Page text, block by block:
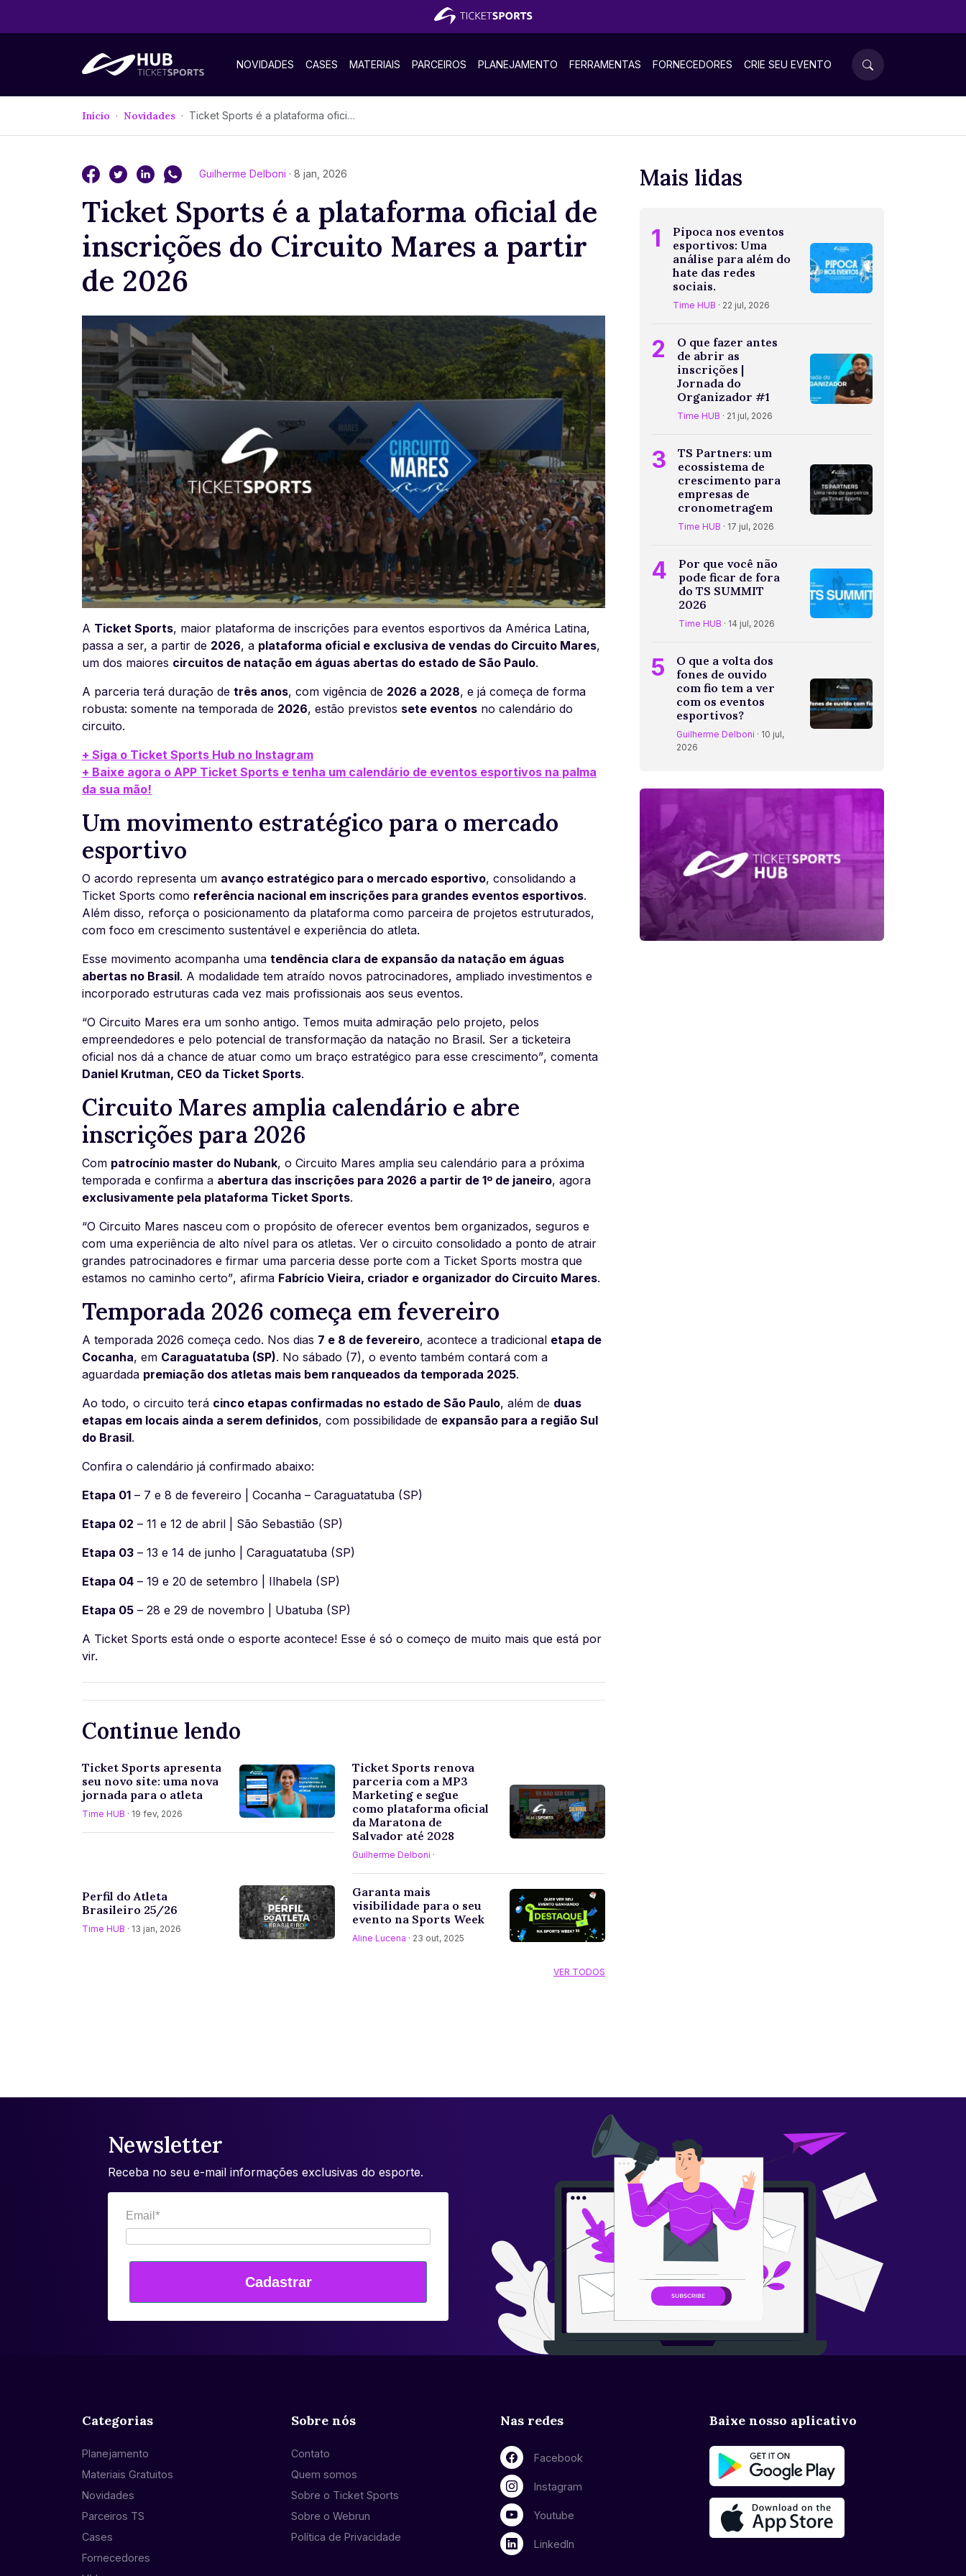
NOVIDADES CASES MATERIAIS PARCEIROS PLANEJAMENTO FERRAMENTAS FORNECEDORES CRIE SEU EVENTO
Início Novidades Ticket Sports é a plataforma oficial de inscrições do Circuito Mares a partir de 2026
Guilherme Delboni · 8 jan, 2026
Ticket Sports é a plataforma oficial de
inscrições do Circuito Mares a partir
de 2026
A Ticket Sports, maior plataforma de inscrições para eventos esportivos da América Latina,
passa a ser, a partir de 2026, a plataforma oficial e exclusiva de vendas do Circuito Mares,
um dos maiores circuitos de natação em águas abertas do estado de São Paulo.
A parceria terá duração de três anos, com vigência de 2026 a 2028, e já começa de forma
robusta: somente na temporada de 2026, estão previstos sete eventos no calendário do
circuito.
+ Siga o Ticket Sports Hub no Instagram
+ Baixe agora o APP Ticket Sports e tenha um calendário de eventos esportivos na palma
da sua mão!
Um movimento estratégico para o mercado
esportivo
O acordo representa um avanço estratégico para o mercado esportivo, consolidando a
Ticket Sports como referência nacional em inscrições para grandes eventos esportivos.
Além disso, reforça o posicionamento da plataforma como parceira de projetos estruturados,
com foco em crescimento sustentável e experiência do atleta.
Esse movimento acompanha uma tendência clara de expansão da natação em águas
abertas no Brasil. A modalidade tem atraído novos patrocinadores, ampliado investimentos e
incorporado estruturas cada vez mais profissionais aos seus eventos.
“O Circuito Mares era um sonho antigo. Temos muita admiração pelo projeto, pelos
empreendedores e pelo potencial de transformação da natação no Brasil. Ser a ticketeira
oficial nos dá a chance de atuar como um braço estratégico para esse crescimento”, comenta
Daniel Krutman, CEO da Ticket Sports.
Circuito Mares amplia calendário e abre
inscrições para 2026
Com patrocínio master do Nubank, o Circuito Mares amplia seu calendário para a próxima
temporada e confirma a abertura das inscrições para 2026 a partir de 1º de janeiro, agora
exclusivamente pela plataforma Ticket Sports.
“O Circuito Mares nasceu com o propósito de oferecer eventos bem organizados, seguros e
com uma experiência de alto nível para os atletas. Ver o circuito consolidado a ponto de atrair
grandes patrocinadores e firmar uma parceria desse porte com a Ticket Sports mostra que
estamos no caminho certo”, afirma Fabrício Vieira, criador e organizador do Circuito Mares.
Temporada 2026 começa em fevereiro
A temporada 2026 começa cedo. Nos dias 7 e 8 de fevereiro, acontece a tradicional etapa de
Cocanha, em Caraguatatuba (SP). No sábado (7), o evento também contará com a
aguardada premiação dos atletas mais bem ranqueados da temporada 2025.
Ao todo, o circuito terá cinco etapas confirmadas no estado de São Paulo, além de duas
etapas em locais ainda a serem definidos, com possibilidade de expansão para a região Sul
do Brasil.
Confira o calendário já confirmado abaixo:
Etapa 01 – 7 e 8 de fevereiro | Cocanha – Caraguatatuba (SP)
Etapa 02 – 11 e 12 de abril | São Sebastião (SP)
Etapa 03 – 13 e 14 de junho | Caraguatatuba (SP)
Etapa 04 – 19 e 20 de setembro | Ilhabela (SP)
Etapa 05 – 28 e 29 de novembro | Ubatuba (SP)
A Ticket Sports está onde o esporte acontece! Esse é só o começo de muito mais que está por
vir.
Continue lendo
Ticket Sports apresenta
seu novo site: uma nova
jornada para o atleta
Time HUB · 19 fev, 2026
Ticket Sports renova
parceria com a MP3
Marketing e segue
como plataforma oficial
da Maratona de
Salvador até 2028
Guilherme Delboni ·
Perfil do Atleta
Brasileiro 25/26
Time HUB · 13 jan, 2026
Garanta mais
visibilidade para o seu
evento na Sports Week
Aline Lucena · 23 out, 2025
VER TODOS
Mais lidas
1
Pipoca nos eventos
esportivos: Uma
análise para além do
hate das redes
sociais.
Time HUB · 22 jul, 2026
2
O que fazer antes
de abrir as
inscrições |
Jornada do
Organizador #1
Time HUB · 21 jul, 2026
3
TS Partners: um
ecossistema de
crescimento para
empresas de
cronometragem
Time HUB · 17 jul, 2026
4
Por que você não
pode ficar de fora
do TS SUMMIT
2026
Time HUB · 14 jul, 2026
5
O que a volta dos
fones de ouvido
com fio tem a ver
com os eventos
esportivos?
Guilherme Delboni · 10 jul,
2026
Newsletter
Receba no seu e-mail informações exclusivas do esporte.
Email*
Cadastrar
Categorias
Planejamento
Materiais Gratuitos
Novidades
Parceiros TS
Cases
Fornecedores
Sobre nós
Contato
Quem somos
Sobre o Ticket Sports
Sobre o Webrun
Política de Privacidade
Nas redes
Facebook
Instagram
Youtube
LinkedIn
Baixe nosso aplicativo